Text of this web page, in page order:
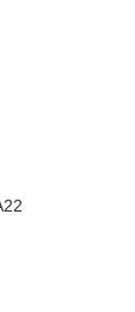
GA22